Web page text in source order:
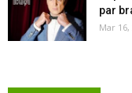
par
Mar 16,